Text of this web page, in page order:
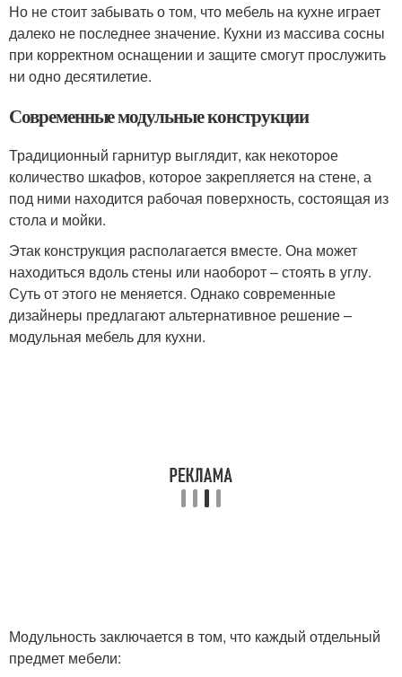
Но не стоит забывать о том, что мебель на кухне играет
далеко не последнее значение. Кухни из массива сосны
при корректном оснащении и защите смогут прослужить
ни одно десятилетие.
Современные модульные конструкции
Традиционный гарнитур выглядит, как некоторое
количество шкафов, которое закрепляется на стене, а
под ними находится рабочая поверхность, состоящая из
стола и мойки.
Этак конструкция располагается вместе. Она может
находиться вдоль стены или наоборот – стоять в углу.
Суть от этого не меняется. Однако современные
дизайнеры предлагают альтернативное решение –
модульная мебель для кухни.
Модульность заключается в том, что каждый отдельный
предмет мебели: